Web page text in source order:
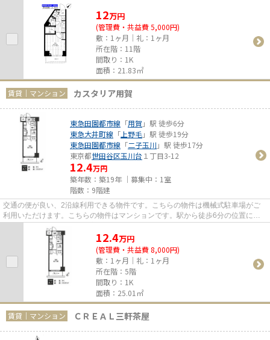
LIFE HOME城南店へお問い合わ...
12万円
(管理費・共益費 5,000円)
敷：1ヶ月｜礼：1ヶ月
所在階：11階
間取り：1K
面積：21.83㎡
賃貸｜マンション カスタリア用賀
東急田園都市線 「用賀 」駅 徒歩6分
東急大井町線 「 上野毛」駅 徒歩19分
東急田園都市線 「二子玉川 」駅 徒歩17分
東京都世田谷区玉川台 １丁目3-12
12.4万円
築年数：築19年 ｜募集中： 1室
階数：9階建
交通の便が良い、2沿線利用できる物件です。こちらの物件は機械式駐車場がご
利用いただけます。こちらの物件はマンションです。駅から徒歩6分の位置にあ
る物件なので、アクセスも良好...
12.4万円
(管理費・共益費 8,000円)
敷：1ヶ月｜礼：1ヶ月
所在階：5階
間取り：1K
面積：25.01㎡
賃貸｜マンション ＣＲＥＡＬ三軒茶屋